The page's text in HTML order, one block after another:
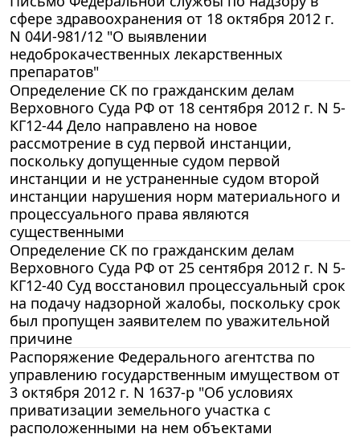
сфере здравоохранения от 18 октября 2012 г.
N 04И-981/12 "О выявлении
недоброкачественных лекарственных
препаратов"
Определение СК по гражданским делам
Верховного Суда РФ от 18 сентября 2012 г. N 5-
КГ12-44 Дело направлено на новое
рассмотрение в суд первой инстанции,
поскольку допущенные судом первой
инстанции и не устраненные судом второй
инстанции нарушения норм материального и
процессуального права являются
существенными
Определение СК по гражданским делам
Верховного Суда РФ от 25 сентября 2012 г. N 5-
КГ12-40 Суд восстановил процессуальный срок
на подачу надзорной жалобы, поскольку срок
был пропущен заявителем по уважительной
причине
Распоряжение Федерального агентства по
управлению государственным имуществом от
3 октября 2012 г. N 1637-р "Об условиях
приватизации земельного участка с
расположенными на нем объектами